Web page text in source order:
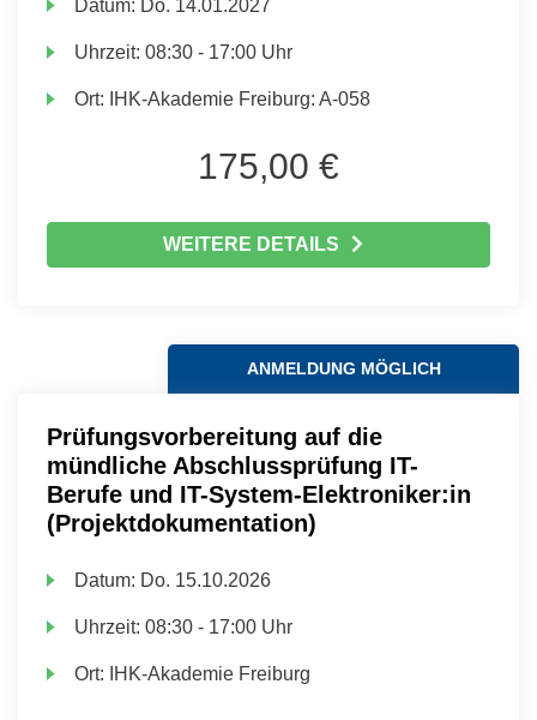
Datum: Do. 14.01.2027
Uhrzeit:08:30 - 17:00 Uhr
Ort: IHK-Akademie Freiburg: A-058
175,00 €
WEITERE DETAILS
ANMELDUNG MÖGLICH
Prüfungsvorbereitung auf die
mündliche Abschlussprüfung IT-
Berufe und IT-System-Elektroniker:in
(Projektdokumentation)
Datum: Do. 15.10.2026
Uhrzeit:08:30 - 17:00 Uhr
Ort: IHK-Akademie Freiburg